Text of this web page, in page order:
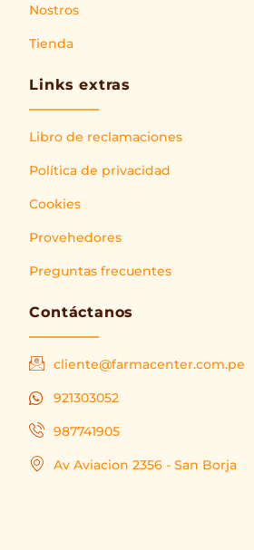
Nostros
Tienda
Links extras
Libro de reclamaciones
Política de privacidad
Cookies
Provehedores
Preguntas frecuentes
Contáctanos
cliente@farmacenter.com.pe
921303052
987741905
Av Aviacion 2356 - San Borja